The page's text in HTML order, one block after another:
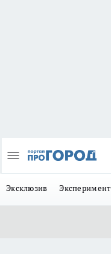
Эксклюзив Эксперимент